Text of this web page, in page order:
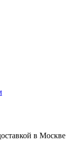
в Москве